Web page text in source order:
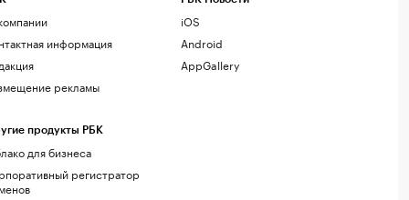
информация
рекламы
продукты РБК
для бизнеса
регистратор
iOS
Android
AppGallery